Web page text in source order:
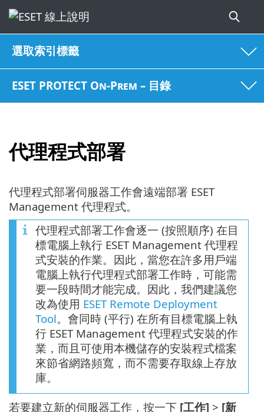
選取索引標籤
ESET PROTECT On-Prem – 目錄
代理程式部署
代理程式部署伺服器工作會遠端部署 ESET
Management 代理程式。
代理程式部署工作會逐一 (按照順序) 在目
標電腦上執行 ESET Management 代理程
式安裝的作業。因此，當您在許多用戶端
電腦上執行代理程式部署工作時，可能需
要一段時間才能完成。因此，我們建議您
改為使用 ESET Remote Deployment
Tool。會同時 (平行) 在所有目標電腦上執
行 ESET Management 代理程式安裝的作
業，而且可使用本機儲存的安裝程式檔案
來節省網路頻寬，而不需要存取線上存放
庫。
若要建立新的伺服器工作，按一下 [工作] > [新